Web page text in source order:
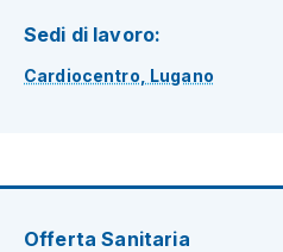
Sedi di lavoro:
Cardiocentro, Lugano
Offerta Sanitaria